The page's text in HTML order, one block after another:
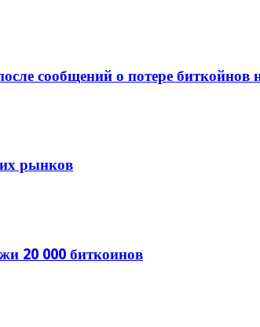
сообщений о потере
рынков
20 000 биткоинов